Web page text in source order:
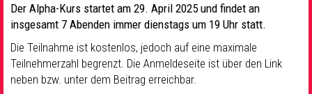
Der Alpha-Kurs startet am 29. April 2025 und findet an
insgesamt 7 Abenden immer dienstags um 19 Uhr statt.
Die Teilnahme ist kostenlos, jedoch auf eine maximale
Teilnehmerzahl begrenzt. Die Anmeldeseite ist über den Link
neben bzw. unter dem Beitrag erreichbar.